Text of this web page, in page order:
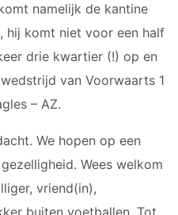
namelijk de kantine
hij komt niet voor een half
drie kwartier (!) op en
van Voorwaarts 1
– AZ.
We hopen op een
Wees welkom
vriend(in),
buiten voetballen. Tot